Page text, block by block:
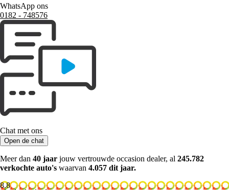
WhatsApp ons
0182 ‑ 748576
Chat met ons
Open de chat
Meer dan 40 jaar jouw vertrouwde occasion dealer, al 245.782
verkochte auto's waarvan 4.057 dit jaar.
8.8